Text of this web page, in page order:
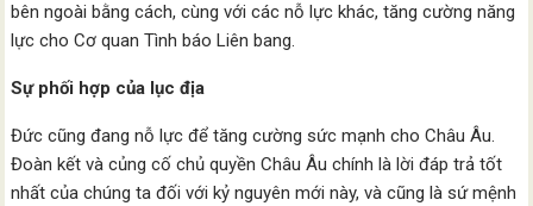
bên ngoài bằng cách, cùng với các nỗ lực khác, tăng cường năng
lực cho Cơ quan Tình báo Liên bang.
Sự phối hợp của lục địa
Đức cũng đang nỗ lực để tăng cường sức mạnh cho Châu Âu.
Đoàn kết và củng cố chủ quyền Châu Âu chính là lời đáp trả tốt
nhất của chúng ta đối với kỷ nguyên mới này, và cũng là sứ mệnh